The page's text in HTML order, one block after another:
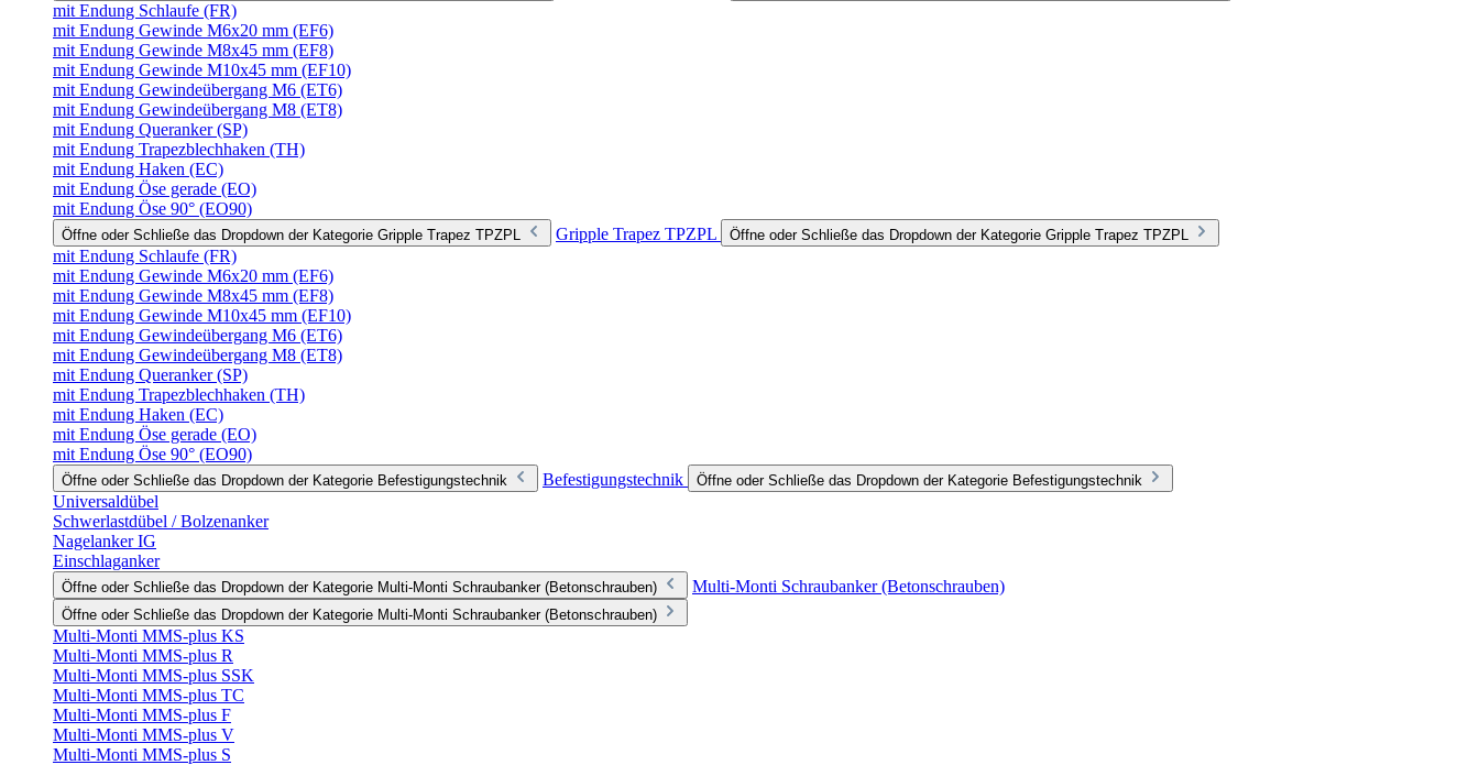
mit Endung Schlaufe (FR)
mit Endung Gewinde M6x20 mm (EF6)
mit Endung Gewinde M8x45 mm (EF8)
mit Endung Gewinde M10x45 mm (EF10)
mit Endung Gewindeübergang M6 (ET6)
mit Endung Gewindeübergang M8 (ET8)
mit Endung Queranker (SP)
mit Endung Trapezblechhaken (TH)
mit Endung Haken (EC)
mit Endung Öse gerade (EO)
mit Endung Öse 90° (EO90)
Öffne oder Schließe das Dropdown der Kategorie Gripple Trapez TPZPL Gripple Trapez TPZPL Öffne oder Schließe das Dropdown der Kategorie Gripple Trapez TPZPL
mit Endung Schlaufe (FR)
mit Endung Gewinde M6x20 mm (EF6)
mit Endung Gewinde M8x45 mm (EF8)
mit Endung Gewinde M10x45 mm (EF10)
mit Endung Gewindeübergang M6 (ET6)
mit Endung Gewindeübergang M8 (ET8)
mit Endung Queranker (SP)
mit Endung Trapezblechhaken (TH)
mit Endung Haken (EC)
mit Endung Öse gerade (EO)
mit Endung Öse 90° (EO90)
Öffne oder Schließe das Dropdown der Kategorie Befestigungstechnik Befestigungstechnik Öffne oder Schließe das Dropdown der Kategorie Befestigungstechnik
Universaldübel
Schwerlastdübel / Bolzenanker
Nagelanker IG
Einschlaganker
Öffne oder Schließe das Dropdown der Kategorie Multi-Monti Schraubanker (Betonschrauben) Multi-Monti Schraubanker (Betonschrauben)
Öffne oder Schließe das Dropdown der Kategorie Multi-Monti Schraubanker (Betonschrauben)
Multi-Monti MMS-plus KS
Multi-Monti MMS-plus R
Multi-Monti MMS-plus SSK
Multi-Monti MMS-plus TC
Multi-Monti MMS-plus F
Multi-Monti MMS-plus V
Multi-Monti MMS-plus S